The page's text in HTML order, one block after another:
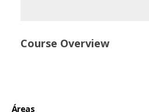
Course Overview
Áreas